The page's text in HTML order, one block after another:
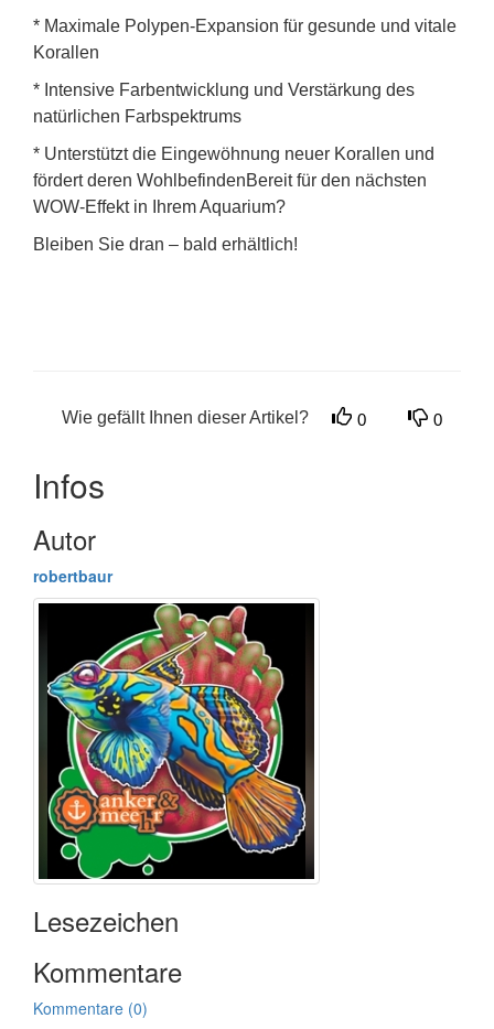
* Maximale Polypen-Expansion für gesunde und vitale
Korallen
* Intensive Farbentwicklung und Verstärkung des
natürlichen Farbspektrums
* Unterstützt die Eingewöhnung neuer Korallen und
fördert deren WohlbefindenBereit für den nächsten
WOW-Effekt in Ihrem Aquarium?
Bleiben Sie dran – bald erhältlich!
Wie gefällt Ihnen dieser Artikel? 0 0
Infos
Autor
robertbaur
Lesezeichen
Kommentare
Kommentare (0)